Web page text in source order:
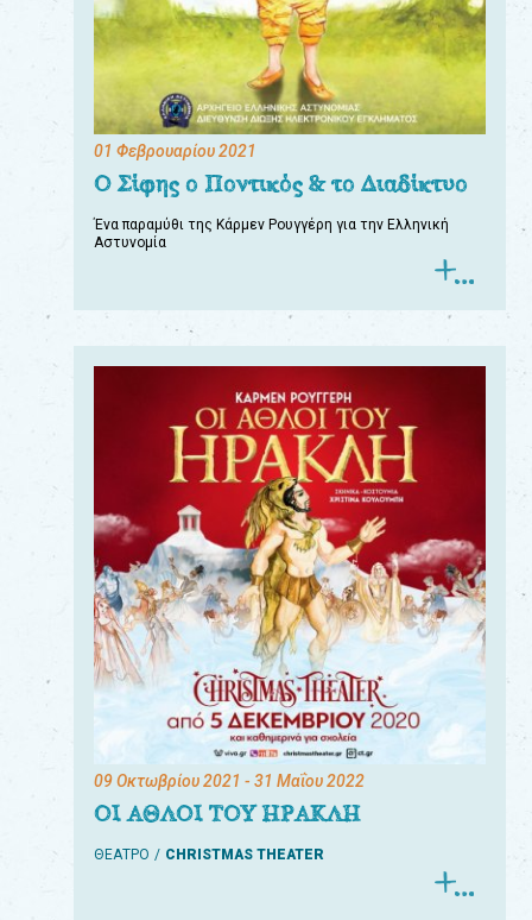
01 Φεβρουαρίου 2021
Ο Σίφης ο Ποντικός & το Διαδίκτυο
Ένα παραμύθι της Κάρμεν Ρουγγέρη για την Ελληνική
Αστυνομία
09 Οκτωβρίου 2021 - 31 Μαΐου 2022
ΟΙ ΑΘΛΟΙ ΤΟΥ ΗΡΑΚΛΗ
ΘΕΑΤΡΟ CHRISTMAS THEATER